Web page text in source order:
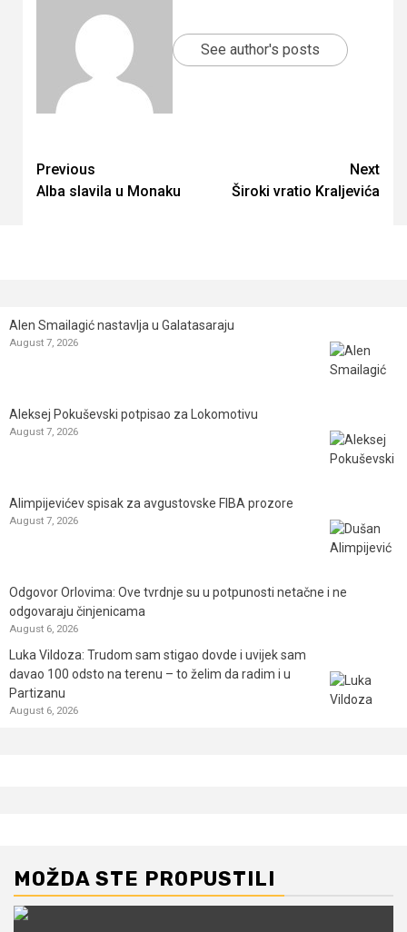
See author's posts
Continue
Reading
Previous
Alba slavila u Monaku
Next
Široki vratio Kraljevića
Alen Smailagić nastavlja u Galatasaraju
August 7, 2026
Aleksej Pokuševski potpisao za Lokomotivu
August 7, 2026
Alimpijevićev spisak za avgustovske FIBA prozore
August 7, 2026
Odgovor Orlovima: ​Ove tvrdnje su u potpunosti netačne i ne
odgovaraju činjenicama
August 6, 2026
Luka Vildoza: Trudom sam stigao dovde i uvijek sam
davao 100 odsto na terenu – to želim da radim i u
Partizanu
August 6, 2026
MOŽDA STE PROPUSTILI